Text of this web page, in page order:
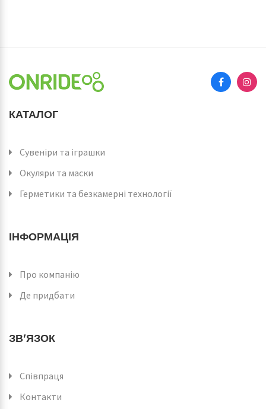
КАТАЛОГ
Сувеніри та іграшки
Окуляри та маски
Герметики та безкамерні технології
ІНФОРМАЦІЯ
Про компанію
Де придбати
ЗВ'ЯЗОК
Співпраця
Контакти